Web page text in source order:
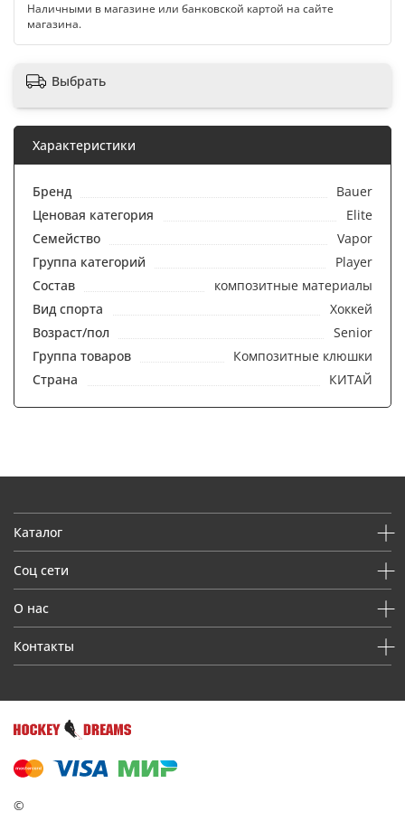
Наличными в магазине или банковской картой на сайте
магазина.
Выбрать
Характеристики
Бренд
Bauer
Ценовая категория
Elite
Семейство
Vapor
Группа категорий
Player
Состав
композитные материалы
Вид спорта
Хоккей
Возраст/пол
Senior
Группа товаров
Композитные клюшки
Страна
КИТАЙ
Каталог
Соц сети
О нас
Контакты
©